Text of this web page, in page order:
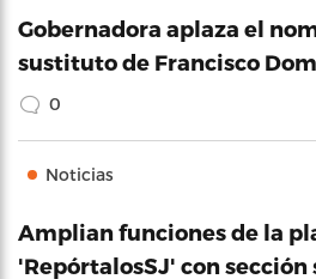
Gobernadora aplaza el
sustituto de Francisco
0
Noticias
Amplian funciones de la
'RepórtalosSJ' con sección